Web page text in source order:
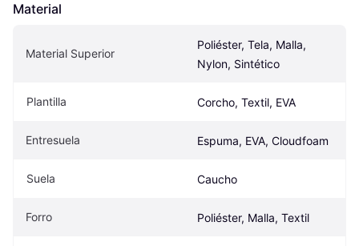
Material
Material Superior
Poliéster, Tela, Malla,
Nylon, Sintético
Plantilla Corcho, Textil, EVA
Entresuela Espuma, EVA, Cloudfoam
Suela Caucho
Forro Poliéster, Malla, Textil